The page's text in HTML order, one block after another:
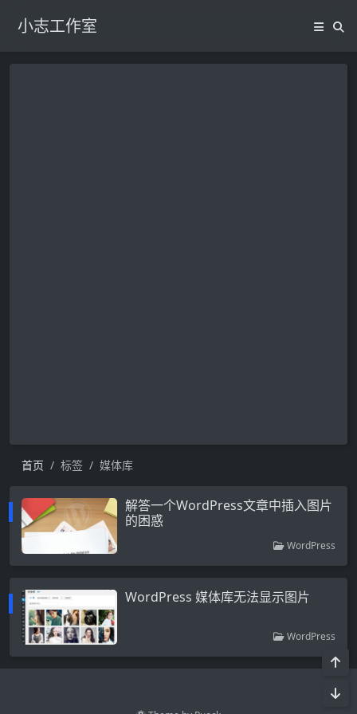
小志工作室
首页 标签 媒体库
解答一个WordPress文章中插入图片
的困惑
WordPress
WordPress 媒体库无法显示图片
WordPress